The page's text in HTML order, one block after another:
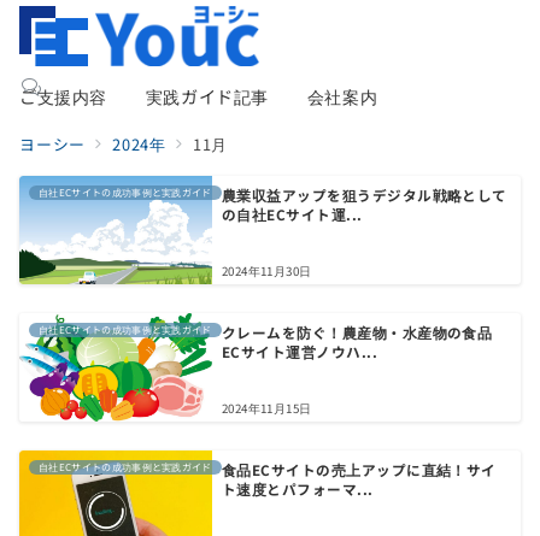
ご支援内容 実践ガイド記事 会社案内
ヨーシー 2024年 11月
自社ECサイトの成功事例と実践ガイド
農業収益アップを狙うデジタル戦略として
の自社ECサイト運...
2024年11月30日
自社ECサイトの成功事例と実践ガイド
クレームを防ぐ！農産物・水産物の食品
ECサイト運営ノウハ...
2024年11月15日
自社ECサイトの成功事例と実践ガイド
食品ECサイトの売上アップに直結！サイ
ト速度とパフォーマ...